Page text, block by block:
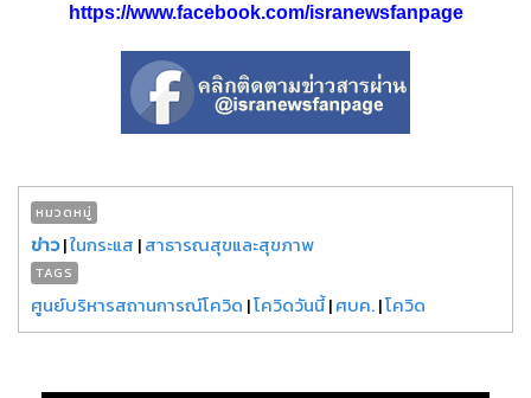
https://www.facebook.com/isranewsfanpage
หมวดหมู่
ข่าว|ในกระแส |สาธารณสุขและสุขภาพ
TAGS
ศูนย์บริหารสถานการณ์โควิด |โควิดวันนี้|ศบค.|โควิด